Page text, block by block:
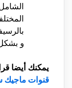
و
يمكنك أيضا
قنوات ماجيك